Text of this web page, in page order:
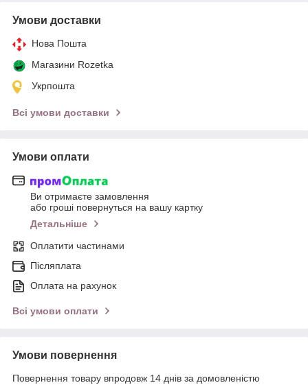
Умови доставки
Нова Пошта
Магазини Rozetka
Укрпошта
Всі умови доставки
Умови оплати
Ви отримаєте замовлення
або гроші повернуться на вашу картку
Детальніше
Оплатити частинами
Післяплата
Оплата на рахунок
Всі умови оплати
Умови повернення
Повернення товару впродовж 14 днів за домовленістю